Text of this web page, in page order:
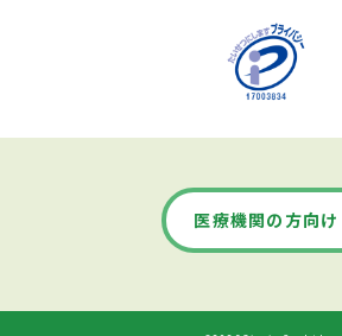
医療機関の方向